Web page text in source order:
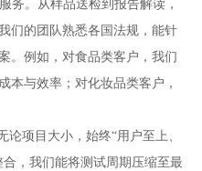
务。从样品送检到报告解读，
们的团队熟悉各国法规，能针
。例如，对食品类客户，我们
本与效率；对化妆品类客户，
项目大小，始终“用户至上、
，我们能将测试周期压缩至最